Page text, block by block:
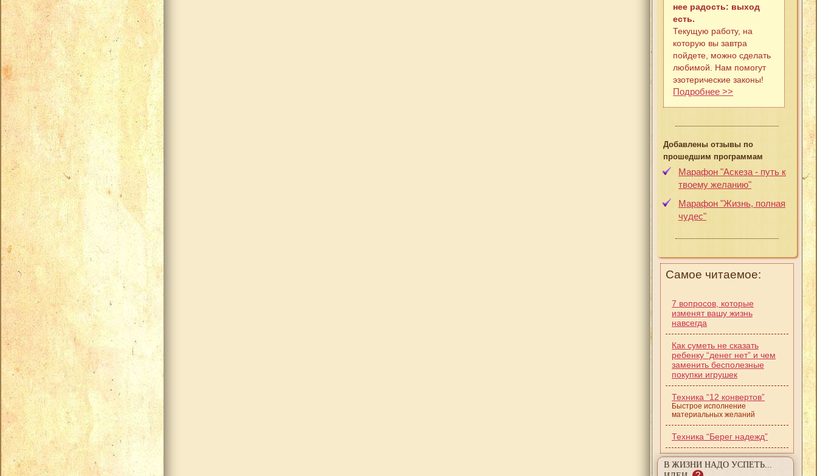
нее радость: выход
есть.
Текущую работу, на
которую вы завтра
пойдете, можно сделать
любимой. Нам помогут
эзотерические законы!
Подробнее >>
Добавлены отзывы по
прошедшим программам
Марафон "Аскеза - путь к
твоему желанию"
Марафон "Жизнь, полная
чудес"
Самое читаемое:
7 вопросов, которые
изменят вашу жизнь
навсегда
Как суметь не сказать
ребенку “денег нет” и чем
заменить бесполезные
покупки игрушек
Техника “12 конвертов”
Быстрое исполнение
материальных желаний
Техника “Берег надежд”
В ЖИЗНИ НАДО УСПЕТЬ...